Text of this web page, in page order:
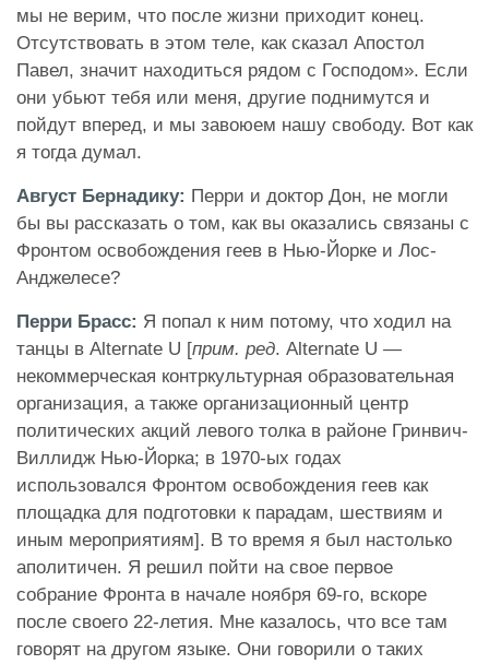
мы не верим, что после жизни приходит конец.
Отсутствовать в этом теле, как сказал Апостол
Павел, значит находиться рядом с Господом». Если
они убьют тебя или меня, другие поднимутся и
пойдут вперед, и мы завоюем нашу свободу. Вот как
я тогда думал.
Август Бернадику: Перри и доктор Дон, не могли
бы вы рассказать о том, как вы оказались связаны с
Фронтом освобождения геев в Нью-Йорке и Лос-
Анджелесе?
Перри Брасс: Я попал к ним потому, что ходил на
танцы в Alternate U [прим. ред. Alternate U —
некоммерческая контркультурная образовательная
организация, а также организационный центр
политических акций левого толка в районе Гринвич-
Виллидж Нью-Йорка; в 1970-ых годах
использовался Фронтом освобождения геев как
площадка для подготовки к парадам, шествиям и
иным мероприятиям]. В то время я был настолько
аполитичен. Я решил пойти на свое первое
собрание Фронта в начале ноября 69-го, вскоре
после своего 22-летия. Мне казалось, что все там
говорят на другом языке. Они говорили о таких